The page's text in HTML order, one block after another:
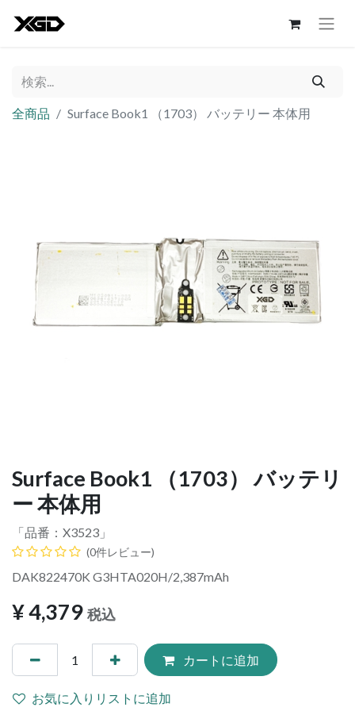
全商品 Surface Book1 （1703） バッテリー 本体用
Surface Book1 （1703） バッテリ
ー 本体用
「品番： X3523 」
(0件レビュー)
DAK822470K G3HTA020H/2,387mAh
¥4,379 税込
カートに追加
お気に入りリストに追加